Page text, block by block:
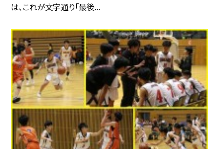
は、これが文字通り「最後...